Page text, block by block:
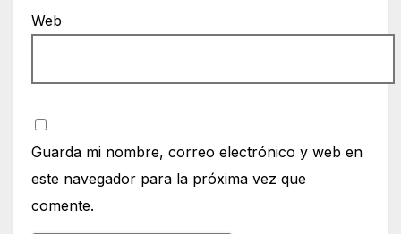
Web
Guarda mi nombre, correo electrónico y web en
este navegador para la próxima vez que
comente.